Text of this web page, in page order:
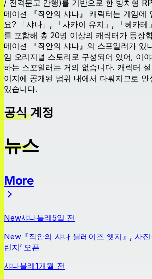
/ 전격문고 간행)를 기반으로 한 방치형
메이션 『작안의 샤나』 캐릭터는 게임에
요? 「샤나」, 「사카이 유지」, 「헤카테
를 포함해 총 20명 이상의 캐릭터가 등장
메이션 『작안의 샤나』의 스포일러가 있
임 오리지널 스토리로 구성되어 있어, 이
하는 스포일러는 거의 없습니다. 캐릭터
이지에 공개된 범위 내에서 다뤄지므로 안
있습니다.
공식 계정
뉴스
More
New샤나블레5일 전
New 『작안의 샤나 블레이즈 엣지』, 사
린지’ 오픈
샤나블레1개월 전